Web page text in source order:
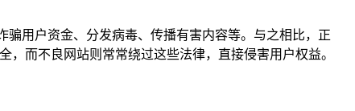
骗用户资金、分发病毒、传播有害内容等。与之相比，正
而不良网站则常常绕过这些法律，直接侵害用户权益。